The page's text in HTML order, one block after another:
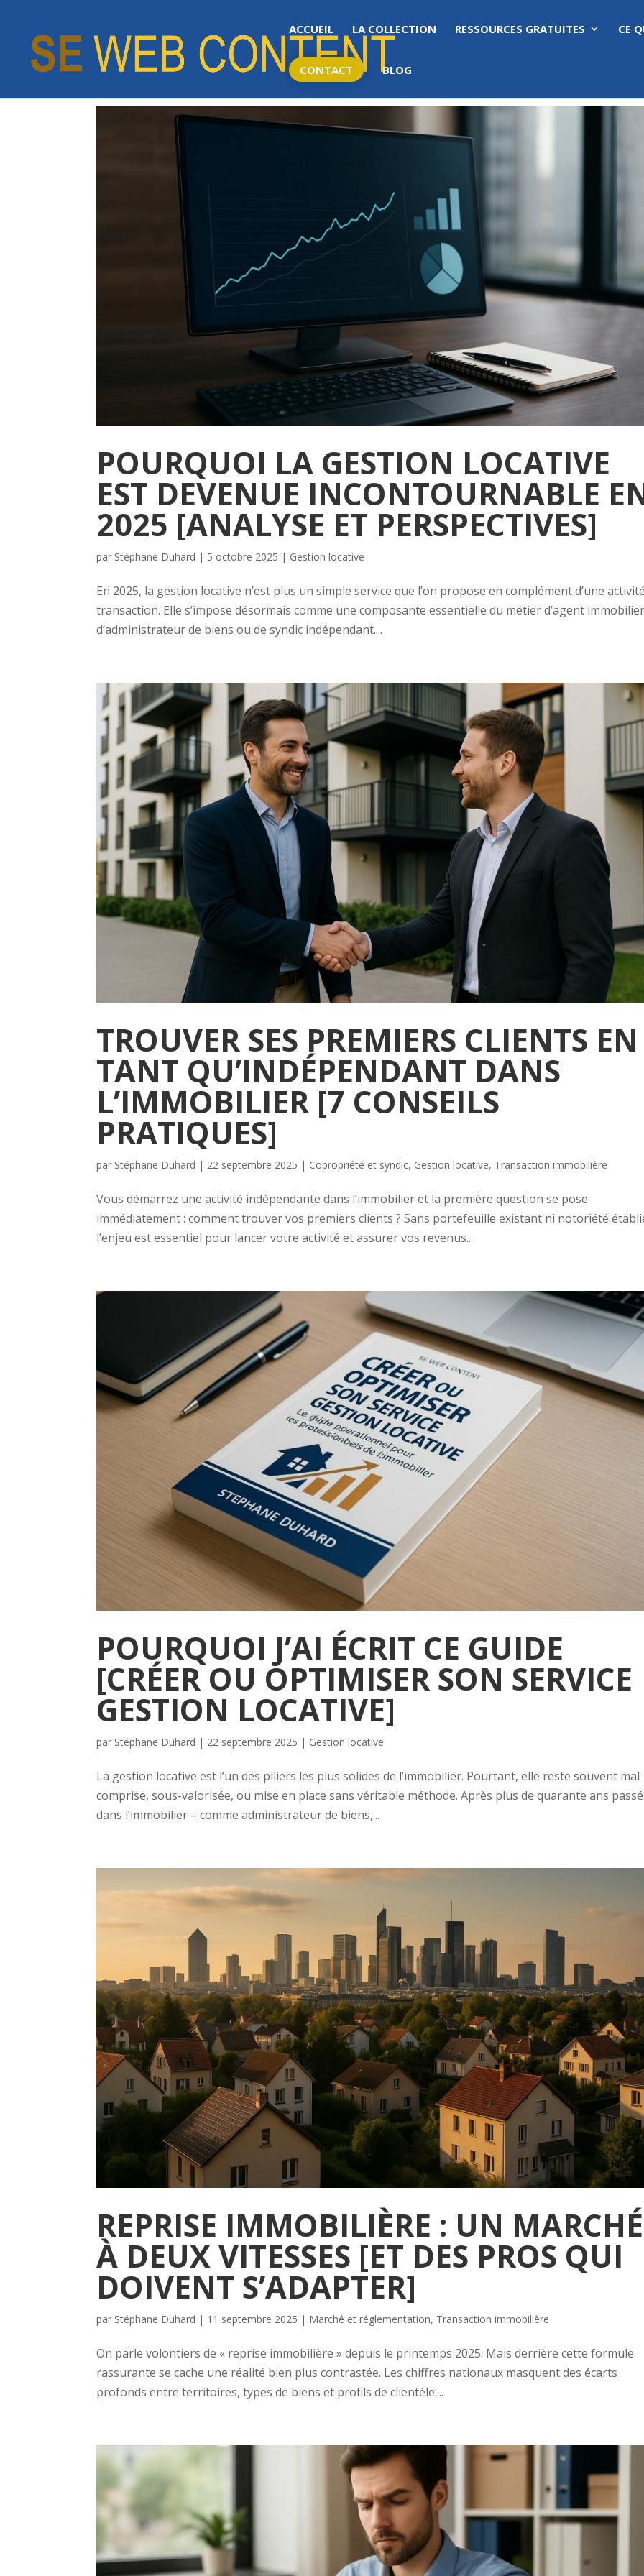
ACCUEIL LA COLLECTION RESSOURCES GRATUITES CE
CONTACT BLOG
POURQUOI LA GESTION LOCATIVE
EST DEVENUE INCONTOURNABLE
2025 [ANALYSE ET PERSPECTIVES]
par Stéphane Duhard | 5 octobre 2025 | Gestion locative
En 2025, la gestion locative n’est plus un simple service que l’on propose en complément d’une
transaction. Elle s’impose désormais comme une composante essentielle du métier d’agent
d’administrateur de biens ou de syndic indépendant....
TROUVER SES PREMIERS CLIENTS EN
TANT QU’INDÉPENDANT DANS
L’IMMOBILIER [7 CONSEILS
PRATIQUES]
par Stéphane Duhard | 22 septembre 2025 | Copropriété et syndic, Gestion locative, Transaction immobilière
Vous démarrez une activité indépendante dans l’immobilier et la première question se pose
immédiatement : comment trouver vos premiers clients ? Sans portefeuille existant ni notoriété
l’enjeu est essentiel pour lancer votre activité et assurer vos revenus....
POURQUOI J’AI ÉCRIT CE GUIDE
[CRÉER OU OPTIMISER SON SERVICE
GESTION LOCATIVE]
par Stéphane Duhard | 22 septembre 2025 | Gestion locative
La gestion locative est l’un des piliers les plus solides de l’immobilier. Pourtant, elle reste souvent mal
comprise, sous-valorisée, ou mise en place sans véritable méthode. Après plus de quarante ans
dans l’immobilier – comme administrateur de biens,...
REPRISE IMMOBILIÈRE : UN MARCHÉ
À DEUX VITESSES [ET DES PROS QUI
DOIVENT S’ADAPTER]
par Stéphane Duhard | 11 septembre 2025 | Marché et réglementation, Transaction immobilière
On parle volontiers de « reprise immobilière » depuis le printemps 2025. Mais derrière cette formule
rassurante se cache une réalité bien plus contrastée. Les chiffres nationaux masquent des écarts
profonds entre territoires, types de biens et profils de clientèle....